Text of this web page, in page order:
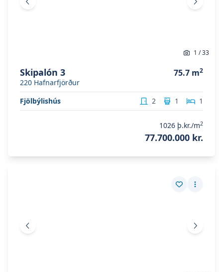
Fyrri mynd Næsta
1 /33
Skipalón 3
220 Hafnarfjörður
75.7 m2
Fjölbýlishús 2 1 1
1026 þ.kr./m2
77.700.000 kr.
Vista eign
Fleiri
Fyrri mynd Næsta